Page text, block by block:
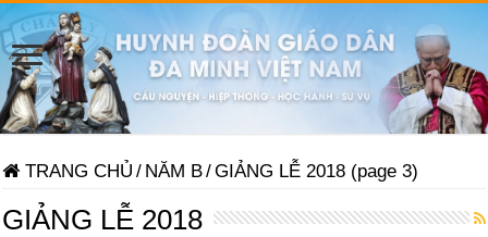
TRANG CHỦ / NĂM B/GIẢNG LỄ 2018 (page 3)
GIẢNG LỄ 2018